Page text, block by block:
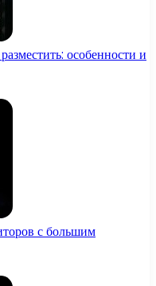
особенности и
с большим